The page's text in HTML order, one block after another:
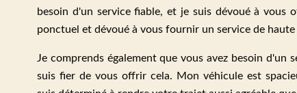
besoin d'un service fiable, et je suis dévoué à vous
ponctuel et dévoué à vous fournir un service de
Je comprends également que vous avez besoin d'un
suis fier de vous offrir cela. Mon véhicule est